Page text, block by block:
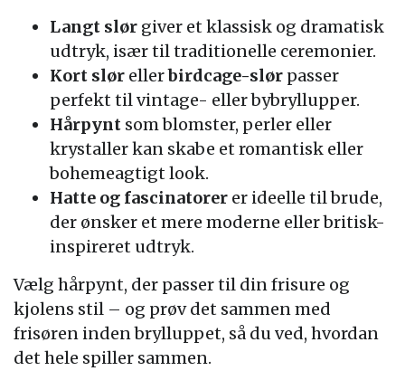
Langt slør giver et klassisk og dramatisk
udtryk, især til traditionelle ceremonier.
Kort slør ellerbirdcage-slør passer
perfekt til vintage- eller bybryllupper.
Hårpynt som blomster, perler eller
krystaller kan skabe et romantisk eller
bohemeagtigt look.
Hatte og fascinatorer er ideelle til brude,
der ønsker et mere moderne eller britisk-
inspireret udtryk.
Vælg hårpynt, der passer til din frisure og
kjolens stil – og prøv det sammen med
frisøren inden brylluppet, så du ved, hvordan
det hele spiller sammen.